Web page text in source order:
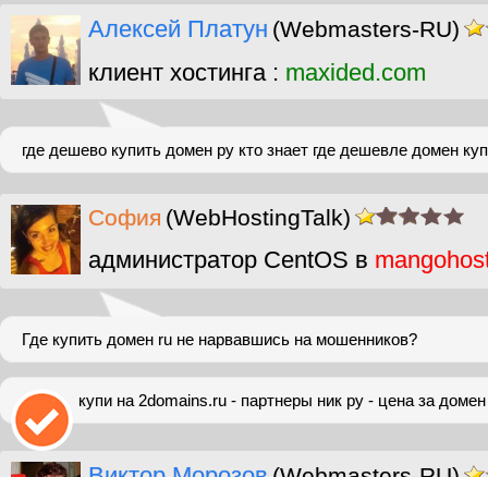
Алексей Платун (Webmasters-RU)
клиент хостинга : maxided.com
где дешево купить домен ру кто знает где дешевле домен
София (WebHostingTalk)
администратор CentOS в
Где купить домен ru не нарвавшись на мошенников?
купи на 2domains.ru - партнеры ник ру - цена за